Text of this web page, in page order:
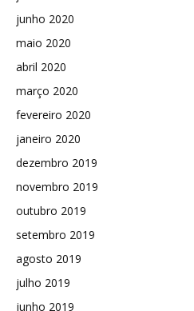
junho 2020
maio 2020
abril 2020
março 2020
fevereiro 2020
janeiro 2020
dezembro 2019
novembro 2019
outubro 2019
setembro 2019
agosto 2019
julho 2019
junho 2019